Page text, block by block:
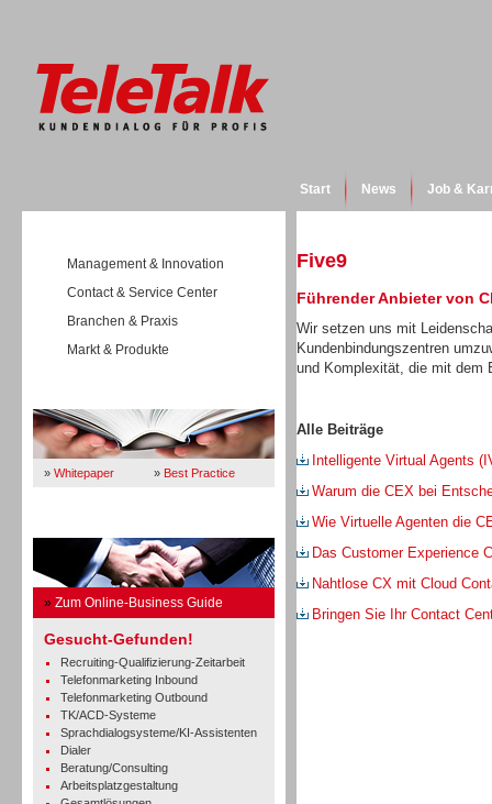
Start News Job &
Management & Innovation
Contact & Service Center
Branchen & Praxis
Markt & Produkte
» Whitepaper » Best Practice
» Zum Online-Business Guide
Gesucht-Gefunden!
Recruiting-Qualifizierung-Zeitarbeit
Telefonmarketing Inbound
Telefonmarketing Outbound
TK/ACD-Systeme
Sprachdialogsysteme/KI-Assistenten
Dialer
Beratung/Consulting
Arbeitsplatzgestaltung
Five9
Führender Anbieter von
Wir setzen uns mit
Kundenbindungszentren
und Komplexität, die mit dem
Alle Beiträge
Intelligente Virtual Agents
Warum die CEX bei
Wie Virtuelle Agenten die
Das Customer Experience
Nahtlose CX mit Cloud
Bringen Sie Ihr Contact